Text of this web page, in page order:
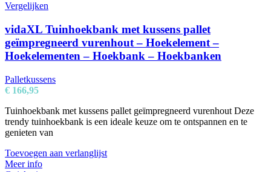
Vergelijken
vidaXL Tuinhoekbank met kussens pallet
geïmpregneerd vurenhout – Hoekelement –
Hoekelementen – Hoekbank – Hoekbanken
Palletkussens
€ 166,95
Tuinhoekbank met kussens pallet geïmpregneerd vurenhout Deze
trendy tuinhoekbank is een ideale keuze om te ontspannen en te
genieten van
Toevoegen aan verlanglijst
Meer info